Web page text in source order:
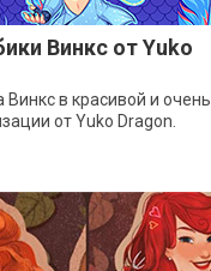
Винкс от Yuko
Винкс в красивой и очень
от Yuko Dragon.